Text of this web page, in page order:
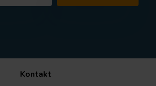
Kontakt